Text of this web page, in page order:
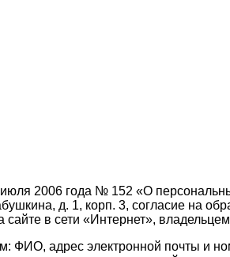
2006 года № 152 «О
д. 1, корп. 3, согласие на
в сети «Интернет»,
ФИО, адрес электронной почты и